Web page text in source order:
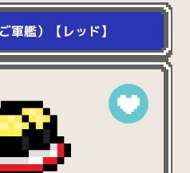
軍艦）【レッド】